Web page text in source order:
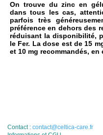
On trouve du zinc en
dans tous les cas,
parfois très
préférence en dehors des
réduisant la disponibilité,
le Fer. La dose est de 15
et 10 mg recommandés,
Contact : contact@celtica-care.fr